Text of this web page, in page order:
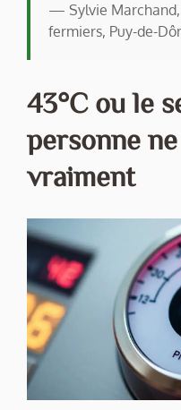
— Sylvie
fermiers, Puy-de-
43°C ou le
personne
vraiment